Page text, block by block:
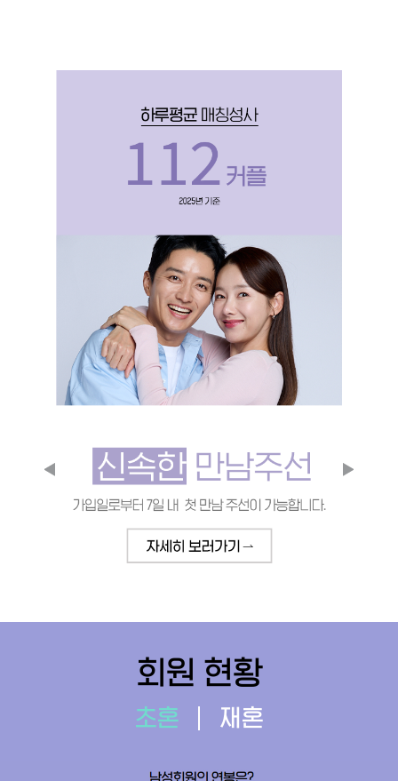
회원 현황
초혼 재혼